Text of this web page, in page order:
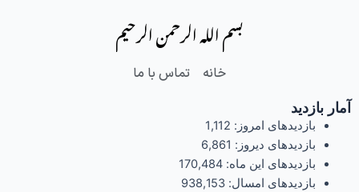
بسم الله الرحمن الرحیم
خانه تماس با ما
آمار بازدید
بازدیدهای امروز: 1,112
بازدیدهای دیروز: 6,861
بازدیدهای این ماه: 170,484
بازدیدهای امسال: 938,153